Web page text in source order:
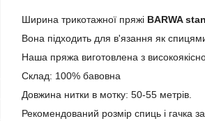
Ширина трикотажної пряжі BARWA
Вона підходить для в'язання як
Наша пряжа виготовлена з
Склад: 100% бавовна
Довжина нитки в мотку: 50-55 метрів.
Рекомендований розмір спиць і гачка